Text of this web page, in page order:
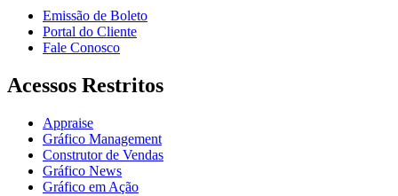
Emissão de Boleto
Portal do Cliente
Fale Conosco
Acessos Restritos
Appraise
Gráfico Management
Construtor de Vendas
Gráfico News
Gráfico em Ação